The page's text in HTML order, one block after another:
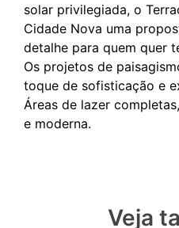
solar privilegiada, o
Cidade Nova uma
detalhe para quem quer
Os projetos de
toque de sofisticação e
Áreas de lazer
Veja